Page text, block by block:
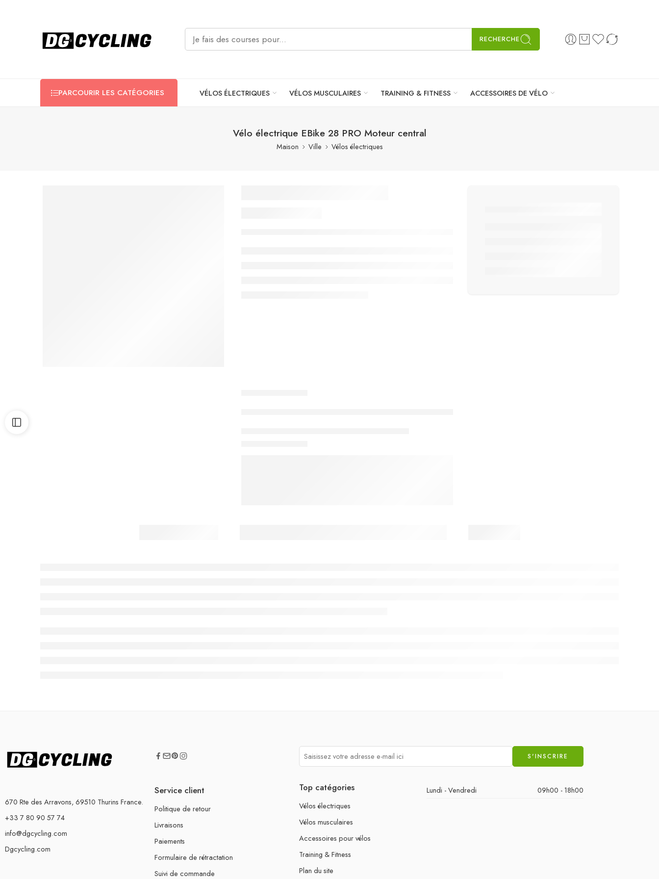
RECHERCHE
PARCOURIR LES CATÉGORIES VÉLOS ÉLECTRIQUES VÉLOS MUSCULAIRES TRAINING & FITNESS ACCESSOIRES DE VÉLO
Vélo électrique EBike 28 PRO Moteur central
Maison Ville Vélos électriques
670 Rte des Arravons, 69510 Thurins France.
+33 7 80 90 57 74
info@dgcycling.com
Dgcycling.com
Service client
Politique de retour
Livraisons
Paiements
Formulaire de rétractation
Suivi de commande
Top catégories
Vélos électriques
Vélos musculaires
Accessoires pour vélos
Training & Fitness
Plan du site
Lundi - Vendredi 09h00 - 18h00